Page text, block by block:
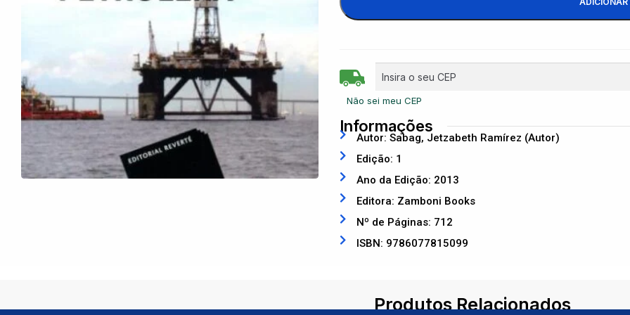
Não sei meu CEP
Informações
Autor: Sabag, Jetzabeth Ramírez (Autor)
Edição: 1
Ano da Edição: 2013
Editora: Zamboni Books
Nº de Páginas: 712
ISBN: 9786077815099
Produtos Relacionados